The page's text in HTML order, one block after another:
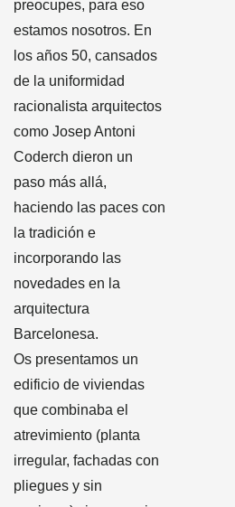
preocupes, para eso
estamos nosotros. En
los años 50, cansados ​​
de la uniformidad
racionalista arquitectos
como Josep Antoni
Coderch dieron un
paso más allá,
haciendo las paces con
la tradición e
incorporando las
novedades en la
arquitectura
Barcelonesa.
Os presentamos un
edificio de viviendas
que combinaba el
atrevimiento (planta
irregular, fachadas con
pliegues y sin